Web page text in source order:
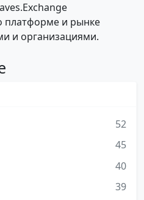
платформе и рынке
и организациями.
52
45
40
39